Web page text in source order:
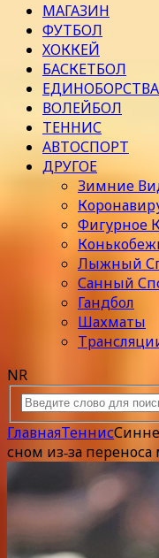
МАГАЗИН
ФУТБОЛ
ХОККЕЙ
БАСКЕТБОЛ
ЕДИНОБОРСТВА
ВОЛЕЙБОЛ
ТЕННИС
АВТОСПОРТ
ДРУГОЕ
Зимние
Фигурное
Лыжный
Санный
Гандбол
Шахматы
NR
ГлавнаяТеннис
сном из‑за